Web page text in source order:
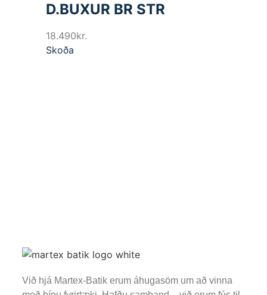
D.BUXUR BR STR
18.490kr.
Skoða
Við hjá Martex-Batik erum áhugasöm um að vinna